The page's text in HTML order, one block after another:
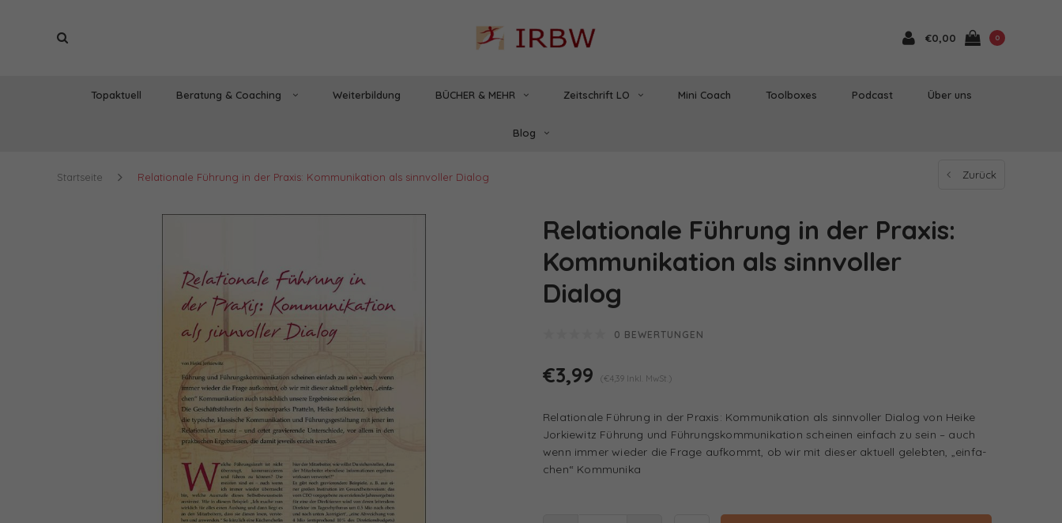
€0,00 0
Topaktuell Beratung & Coaching Weiterbildung BÜCHER & MEHR Zeitschrift LO Mini Coach Toolboxes Podcast Über uns
Blog
Startseite Relationale Führung in der Praxis: Kommunikation als sinnvoller Dialog Zurück
Relationale Führung in der Praxis:
Kommunikation als sinnvoller
Dialog
0 BEWERTUNGEN
€3,99 (€4,39 Inkl. MwSt.)
Relationale Führung in der Praxis: Kommunikation als sinnvoller Dialog von Heike
Jorkiewitz Führung und Führungskommunikation scheinen einfach zu sein – auch
wenn immer wieder die Frage aufkommt, ob wir mit dieser aktuell gelebten, „einfa-
chen“ Kommunika